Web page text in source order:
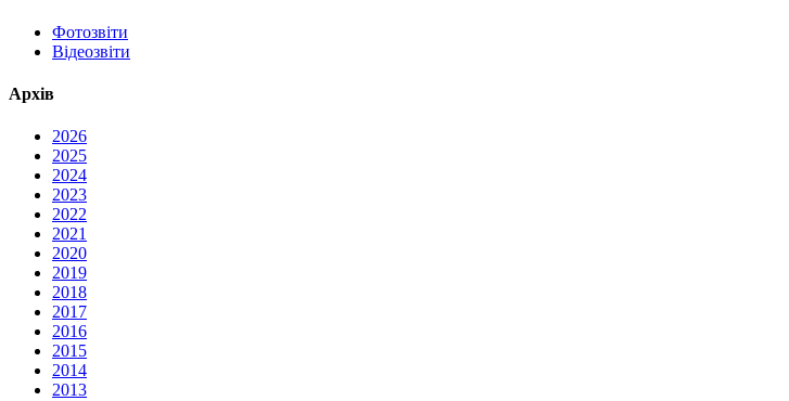
Фотозвіти
Відеозвіти
Архів
2026
2025
2024
2023
2022
2021
2020
2019
2018
2017
2016
2015
2014
2013